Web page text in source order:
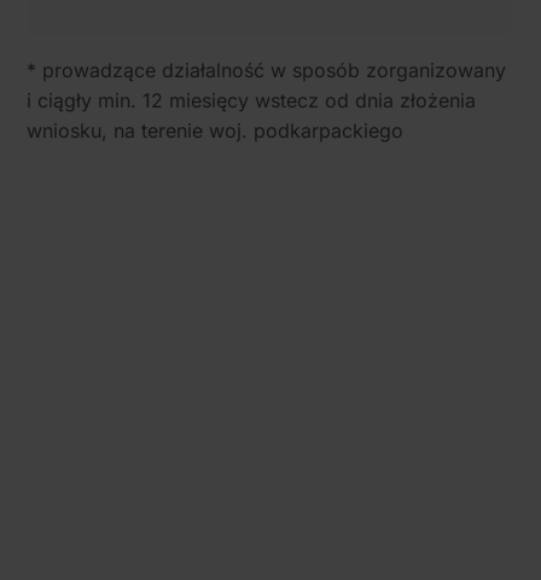
* prowadzące działalność w sposób zorganizowany
i ciągły min. 12 miesięcy wstecz od dnia złożenia
wniosku, na terenie woj. podkarpackiego